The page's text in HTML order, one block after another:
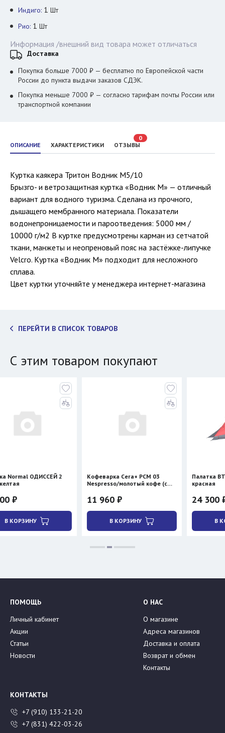
ОПИСАНИЕ ХАРАКТЕРИСТИКИ ОТЗЫВЫ
0
Куртка каякера Тритон Водник M5/10
Брызго- и ветрозащитная куртка «Водник М» — отличный
вариант для водного туризма. Сделана из прочного,
дышащего мембранного материала. Показатели
водонепроницаемости и пароотведения: 5000 мм /
10000 г/м2 В куртке предусмотрены карман из сетчатой
ткани, манжеты и неопреновый пояс на застёжке-липучке
Velcro. Куртка «Водник М» подходит для несложного
сплава.
Цвет куртки уточняйте у менеджера интернет-магазина
ПЕРЕЙТИ В СПИСОК ТОВАРОВ
Индиго: 1 Шт
Рио: 1 Шт
Информация /внешний вид товара может отличаться
Доставка
Покупка больше 7000 ₽ — бесплатно по Европейской части
России до пункта выдачи заказов СДЭК.
Покупка меньше 7000 ₽ — согласно тарифам почты России или
транспортной компании
С этим товаром покупают
2
Кофеварка Cera+ PCM 03
Nespresso/молотый кофе (с
11 960 ₽
Палатка BTrace
красная
24 300 ₽ 28 590 ₽
ПОМОЩЬ
Личный кабинет
Акции
Статьи
Новости
О НАС
О магазине
Адреса магазинов
Доставка и оплата
Возврат и обмен
Контакты
КОНТАКТЫ
+7 (910) 133-21-20
+7 (831) 422-03-26